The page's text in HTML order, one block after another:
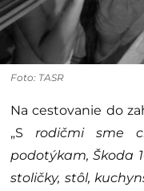
Foto: TASR
Na cestovanie do
„S rodičmi sme
podotýkam, Škoda
stoličky, stôl,